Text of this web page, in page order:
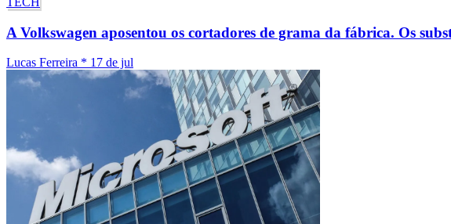
A Volkswagen aposentou os cortadores de grama da fábrica. Os
Lucas Ferreira * 17 de jul